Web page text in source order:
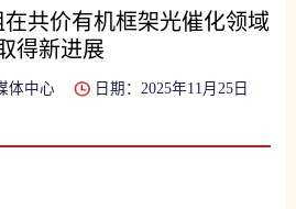
共价有机框架光催化领域
得新进展
体中心 日期：2025年11月25日